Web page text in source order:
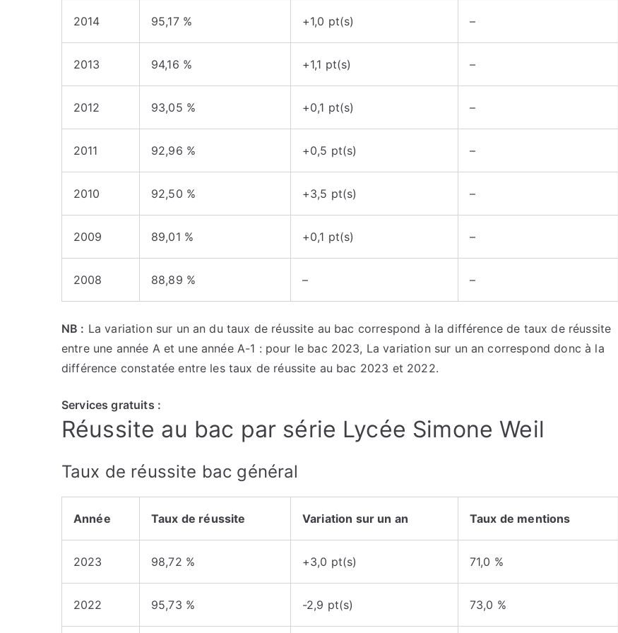
2014 95,17 % +1,0 pt(s) –
2013 94,16 % +1,1 pt(s) –
2012 93,05 % +0,1 pt(s) –
2011 92,96 % +0,5 pt(s) –
2010 92,50 % +3,5 pt(s) –
2009 89,01 % +0,1 pt(s) –
2008 88,89 % – –
NB : La variation sur un an du taux de réussite au bac correspond à la différence de taux de réussite
entre une année A et une année A-1 : pour le bac 2023, La variation sur un an correspond donc à la
différence constatée entre les taux de réussite au bac 2023 et 2022.
Services gratuits :
Réussite au bac par série Lycée Simone Weil
Taux de réussite bac général
Année Taux de réussite Variation sur un an Taux de mentions
2023 98,72 % +3,0 pt(s) 71,0 %
2022 95,73 % -2,9 pt(s) 73,0 %